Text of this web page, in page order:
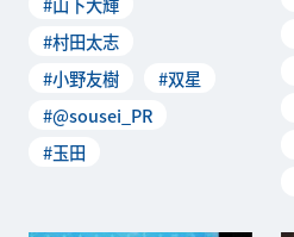
#村田太志
#小野友樹
#双星
#@sousei_PR
#玉田